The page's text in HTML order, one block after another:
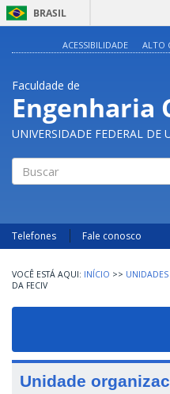
BRASIL
ACESSIBILIDADE ALTO
Faculdade de
Engenharia
UNIVERSIDADE FEDERAL DE
Telefones Fale conosco
INÍCIO >>
DA FECIV
Unidade